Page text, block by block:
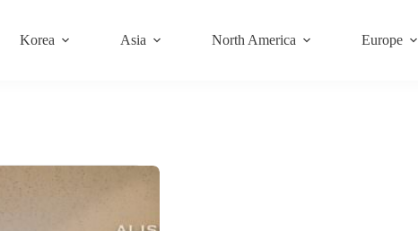
Korea Asia North America Europe